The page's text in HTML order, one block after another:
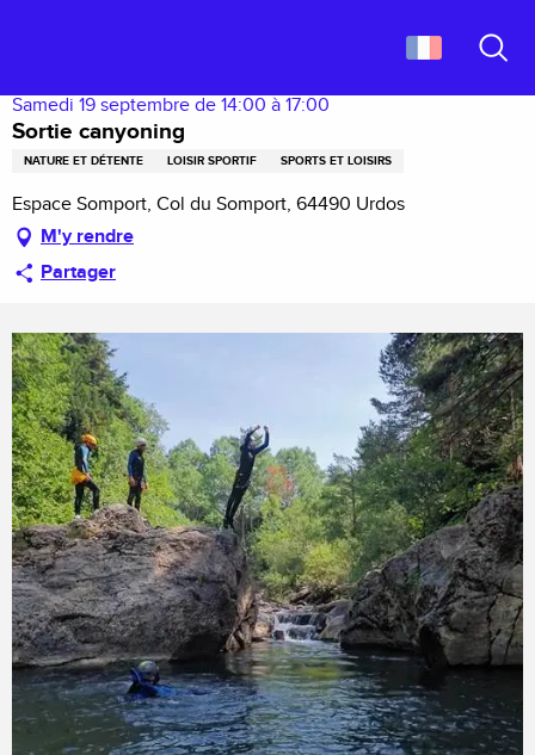
principal
Samedi 19 septembre de 14:00 à 17:00
Sortie canyoning
NATURE ET DÉTENTE LOISIR SPORTIF SPORTS ET LOISIRS
Espace Somport, Col du Somport, 64490 Urdos
M'y rendre
Partager